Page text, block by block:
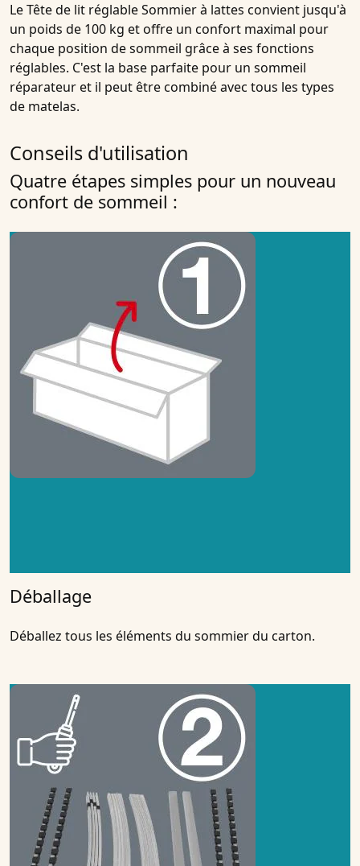
LeTête de lit réglable Sommier à lattes convient jusqu'à
un poids de 100 kg et offre un confort maximal pour
chaque position de sommeil grâce à ses fonctions
réglables. C'est la base parfaite pour un sommeil
réparateur et il peut être combiné avec tous les types
de matelas.
Conseils d'utilisation
Quatre étapes simples pour un nouveau
confort de sommeil :
Déballage
Déballez tous les éléments du sommier du carton.